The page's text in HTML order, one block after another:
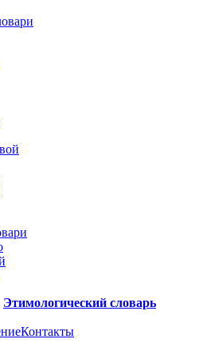
Этимологический словарь
Контакты